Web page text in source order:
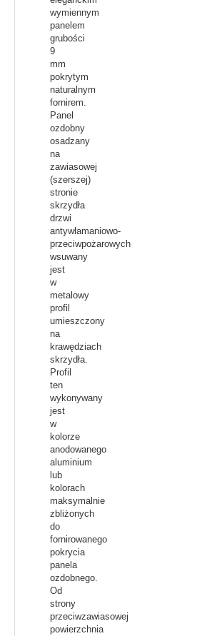
wymiennym
panelem
grubości
9
mm
pokrytym
naturalnym
fornirem.
Panel
ozdobny
osadzany
na
zawiasowej
(szerszej)
stronie
skrzydła
drzwi
antywłamaniowo-
przeciwpożarowych
wsuwany
jest
w
metalowy
profil
umieszczony
na
krawędziach
skrzydła.
Profil
ten
wykonywany
jest
w
kolorze
anodowanego
aluminium
lub
kolorach
maksymalnie
zbliżonych
do
fornirowanego
pokrycia
panela
ozdobnego.
Od
strony
przeciwzawiasowej
powierzchnia